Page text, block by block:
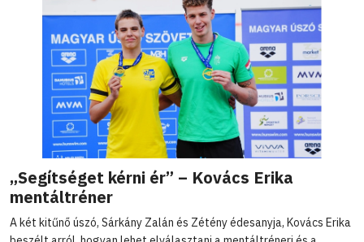
„Segítséget kérni ér” – Kovács Erika
mentáltréner
A két kitűnő úszó, Sárkány Zalán és Zétény édesanyja, Kovács Erika